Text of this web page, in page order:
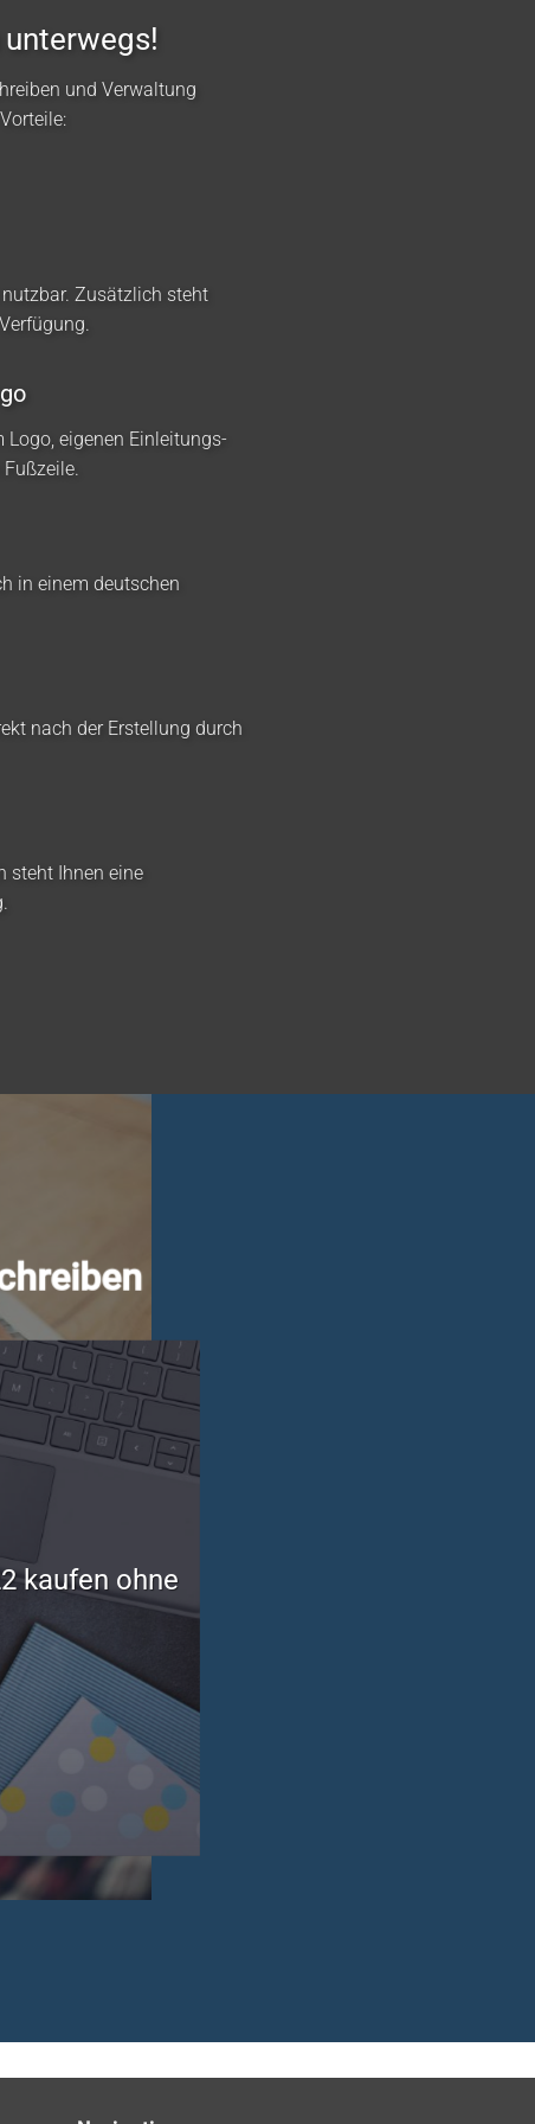
und Verwaltung
Zusätzlich steht
eigenen Einleitungs-
in einem deutschen
nach der Erstellung durch
steht Ihnen eine
kaufen ohne